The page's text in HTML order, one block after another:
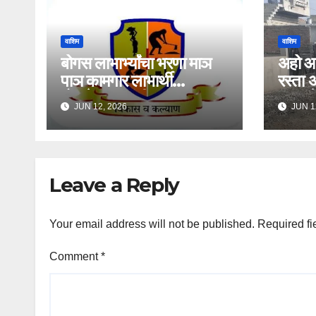
वाशिम
बोगस लाभार्भ्यांचा भरणा माञ
पाञ कामगार लाभार्थी
योजनेपासुन वंचीत
JUN 12, 2026
वाशिम
अहो
रस्ता
JUN
Leave a Reply
Your email address will not be published. Required
Comment*